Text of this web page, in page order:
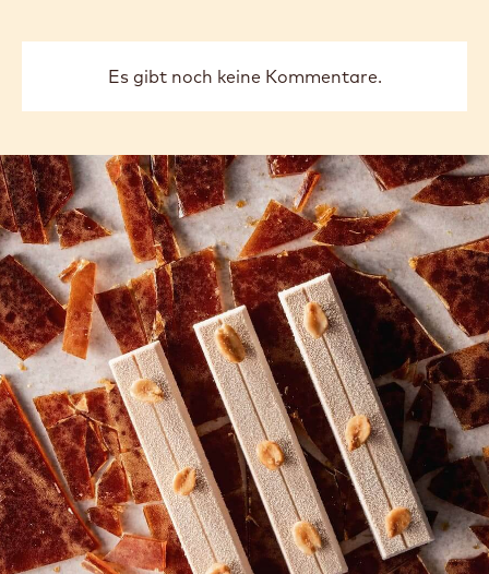
Es gibt noch keine Kommentare.